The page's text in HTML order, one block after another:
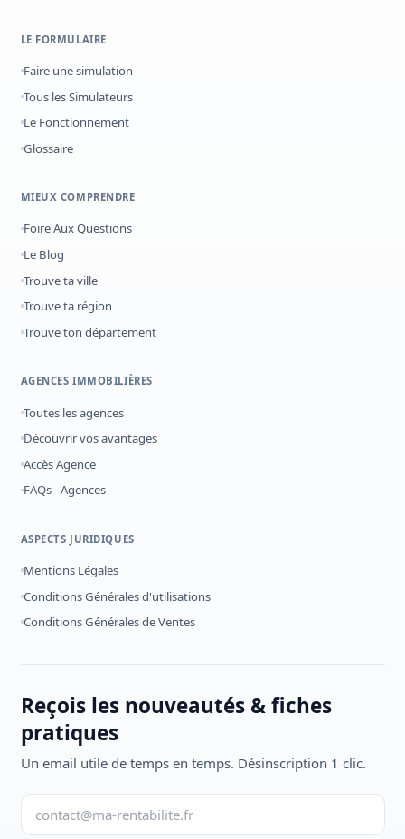
LE FORMULAIRE
Faire une simulation
Tous les Simulateurs
Le Fonctionnement
Glossaire
MIEUX COMPRENDRE
Foire Aux Questions
Le Blog
Trouve ta ville
Trouve ta région
Trouve ton département
AGENCES IMMOBILIÈRES
Toutes les agences
Découvrir vos avantages
Accès Agence
FAQs - Agences
ASPECTS JURIDIQUES
Mentions Légales
Conditions Générales d'utilisations
Conditions Générales de Ventes
Reçois les nouveautés & fiches
pratiques
Un email utile de temps en temps. Désinscription 1 clic.